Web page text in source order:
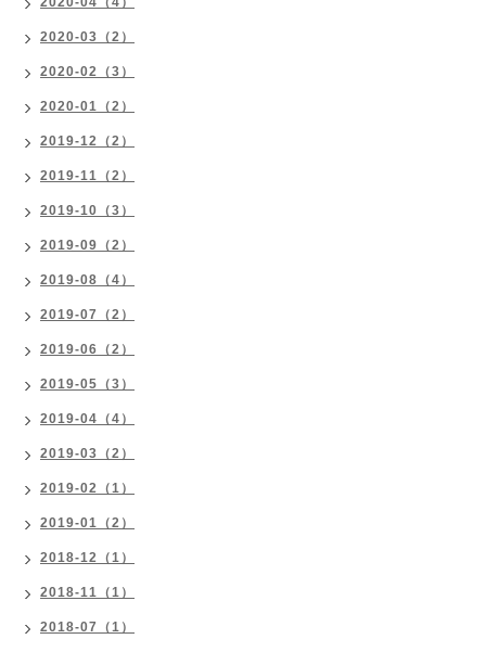
2020-03（2）
2020-02（3）
2020-01（2）
2019-12（2）
2019-11（2）
2019-10（3）
2019-09（2）
2019-08（4）
2019-07（2）
2019-06（2）
2019-05（3）
2019-04（4）
2019-03（2）
2019-02（1）
2019-01（2）
2018-12（1）
2018-11（1）
2018-07（1）